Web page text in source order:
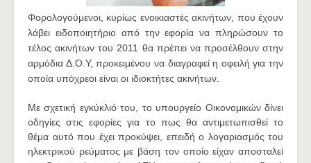
Φορολογούμενοι, κυρίως ενοικιαστές ακινήτων, που έχουν
λάβει ειδοποιητήριο από την εφορία να πληρώσουν το
τέλος ακινήτων του 2011 θα πρέπει να προσέλθουν στην
αρμόδια Δ.Ο.Υ, προκειμένου να διαγραφεί η οφειλή για την
οποία υπόχρεοι είναι οι ιδιοκτήτες ακινήτων.
Με σχετική εγκύκλιό του, το υπουργείο Οικονομικών δίνει
οδηγίες στις εφορίες για το πως θα αντιμετωπισθεί το
θέμα αυτό που έχει προκύψει, επειδή ο λογαριασμός του
ηλεκτρικού ρεύματος με βάση τον οποίο είχαν αποσταλεί